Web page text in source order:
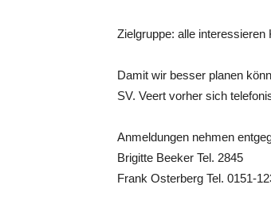
Zielgruppe: alle
Damit wir besser planen
SV. Veert vorher sich
Anmeldungen nehmen
Brigitte Beeker Tel. 2845
Frank Osterberg Tel. 0151-